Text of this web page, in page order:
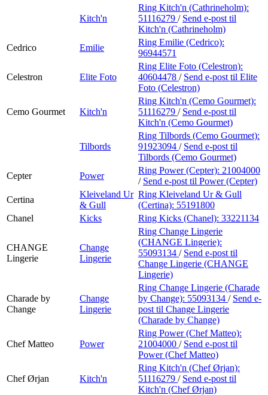
Kitch'n
Ring Kitch'n (Cathrineholm):
51116279 / Send e-post til
Kitch'n (Cathrineholm)
Cedrico
Emilie
Ring Emilie (Cedrico):
96944571
Celestron Elite Foto
Ring Elite Foto (Celestron):
40604478 / Send e-post til Elite
Foto (Celestron)
Cemo Gourmet Kitch'n
Ring Kitch'n (Cemo Gourmet):
51116279 / Send e-post til
Kitch'n (Cemo Gourmet)
Tilbords
Ring Tilbords (Cemo Gourmet):
91923094 / Send e-post til
Tilbords (Cemo Gourmet)
Cepter
Power
Ring Power (Cepter): 21004000
/ Send e-post til Power (Cepter)
Certina
Kleiveland Ur
& Gull
Ring Kleiveland Ur & Gull
(Certina): 55191800
Chanel
Kicks Ring Kicks (Chanel): 33221134
CHANGE
Lingerie
Change
Lingerie
Ring Change Lingerie
(CHANGE Lingerie):
55093134 / Send e-post til
Change Lingerie (CHANGE
Lingerie)
Charade by
Change
Change
Lingerie
Ring Change Lingerie (Charade
by Change): 55093134 / Send e-
post til Change Lingerie
(Charade by Change)
Chef Matteo Power
Ring Power (Chef Matteo):
21004000 / Send e-post til
Power (Chef Matteo)
Chef Ørjan Kitch'n
Ring Kitch'n (Chef Ørjan):
51116279 / Send e-post til
Kitch'n (Chef Ørjan)